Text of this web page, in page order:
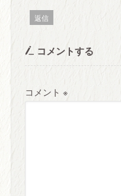
返信
コメントする
コメント※